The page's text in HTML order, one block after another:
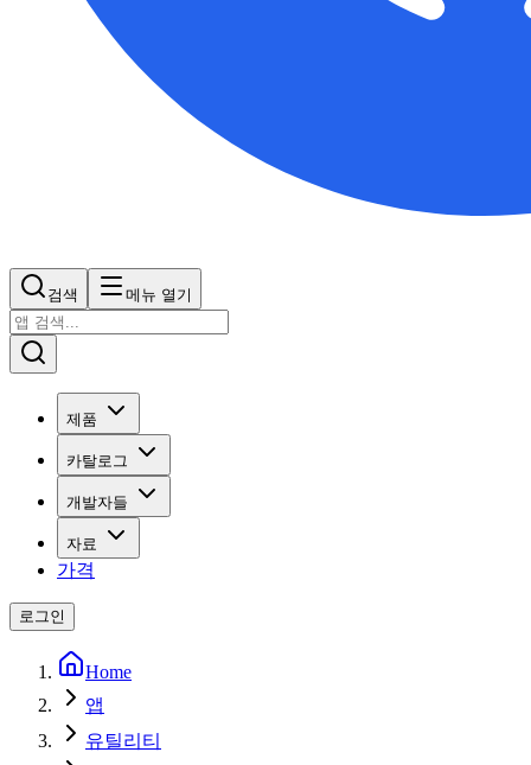
검색 메뉴 열기
제품
카탈로그
개발자들
자료
가격
로그인
Home
앱
유틸리티